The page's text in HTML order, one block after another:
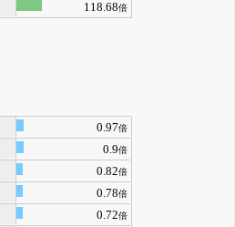
118.68倍
0.97倍
0.9倍
0.82倍
0.78倍
0.72倍